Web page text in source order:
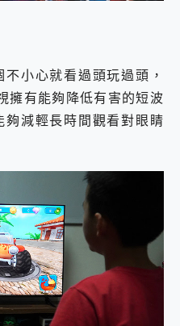
小心就看過頭玩過頭，
擁有能夠降低有害的短波
減輕長時間觀看對眼睛